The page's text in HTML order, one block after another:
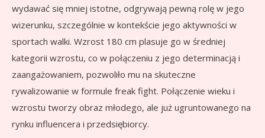
wydawać się mniej istotne, odgrywają pewną rolę w jego
wizerunku, szczególnie w kontekście jego aktywności w
sportach walki. Wzrost 180 cm plasuje go w średniej
kategorii wzrostu, co w połączeniu z jego determinacją i
zaangażowaniem, pozwoliło mu na skuteczne
rywalizowanie w formule freak fight. Połączenie wieku i
wzrostu tworzy obraz młodego, ale już ugruntowanego na
rynku influencera i przedsiębiorcy.